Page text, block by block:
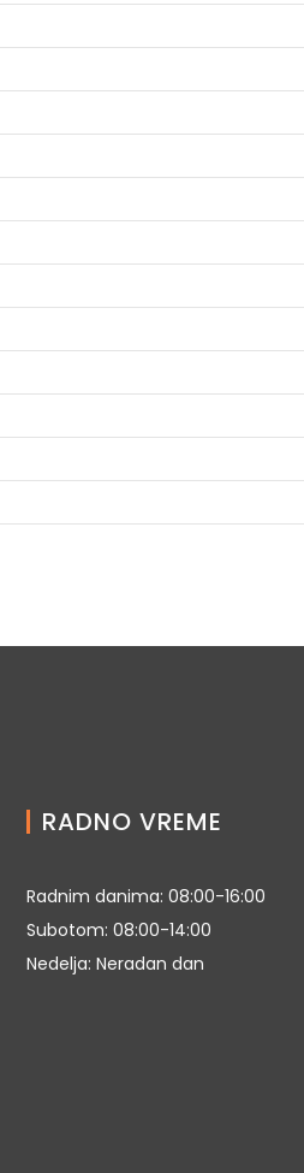
RADNO VREME
Radnim danima: 08:00-16:00
Subotom: 08:00-14:00
Nedelja: Neradan dan